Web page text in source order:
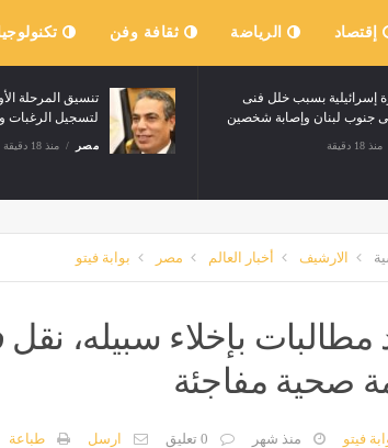
إقتصاد الرياضة ثقافة وفن
تنسيق المرحلة
لتسجيل الرغبات وغلق
مصر منذ 18 دقيقة
بسبب خلل فنى
جنوب لبنان وإصابة شخصين
منذ 18 دقيقة
الارشيف أخبار العالم مصر بوابة فيتو
مطالبات بإخلاء سبيله،
صحية مفاجئة
فيتو منذ شهر 0 تعليق ارسل طباعة